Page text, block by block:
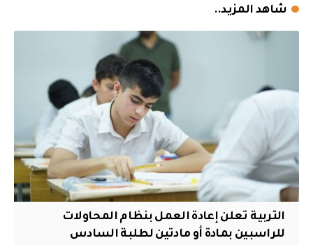
شاهد المزيد..
التربية تعلن إعادة العمل بنظام المحاولات
للراسبين بمادة أو مادتين لطلبة السادس